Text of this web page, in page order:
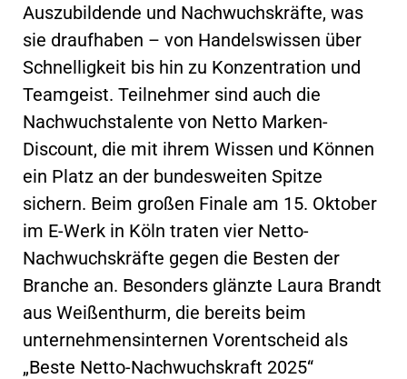
Auszubildende und Nachwuchskräfte, was
sie draufhaben – von Handelswissen über
Schnelligkeit bis hin zu Konzentration und
Teamgeist. Teilnehmer sind auch die
Nachwuchstalente von Netto Marken-
Discount, die mit ihrem Wissen und Können
ein Platz an der bundesweiten Spitze
sichern. Beim großen Finale am 15. Oktober
im E-Werk in Köln traten vier Netto-
Nachwuchskräfte gegen die Besten der
Branche an. Besonders glänzte Laura Brandt
aus Weißenthurm, die bereits beim
unternehmensinternen Vorentscheid als
„Beste Netto-Nachwuchskraft 2025“